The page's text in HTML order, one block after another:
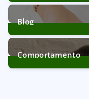
Blog
Comportamento